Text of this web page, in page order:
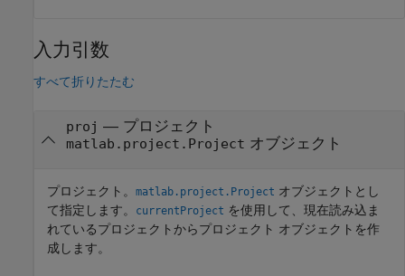
入力引数
すべて折りたたむ
proj — プロジェクト
matlab.project.Project オブジェクト
プロジェクト。 matlab.project.Project オブジェクトとし
て指定します。
currentProject を使用して、現在読み込ま
れているプロジェクトからプロジェクト オブジェクトを作
成します。